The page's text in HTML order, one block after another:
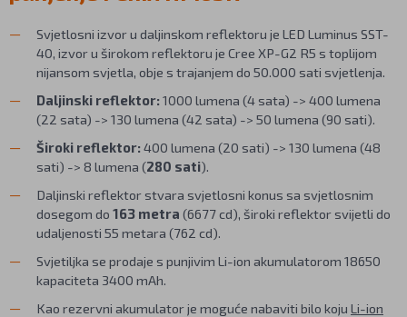
Svjetlosni izvor u daljinskom reflektoru je LED Luminus SST-
40, izvor u širokom reflektoru je Cree XP-G2 R5 s toplijom
nijansom svjetla, obje s trajanjem do 50.000 sati svjetlenja.
Daljinski reflektor:1000 lumena (4 sata) -> 400 lumena
(22 sata) -> 130 lumena (42 sata) -> 50 lumena (90 sati).
Široki reflektor:400 lumena (20 sati) -> 130 lumena (48
sati) -> 8 lumena (280 sati).
Daljinski reflektor stvara svjetlosni konus sa svjetlosnim
dosegom do 163 metra (6677 cd), široki reflektor svijetli do
udaljenosti 55 metara (762 cd).
Svjetiljka se prodaje s punjivim Li-ion akumulatorom 18650
kapaciteta 3400 mAh.
Kao rezervni akumulator je moguće nabaviti bilo koju Li-ion